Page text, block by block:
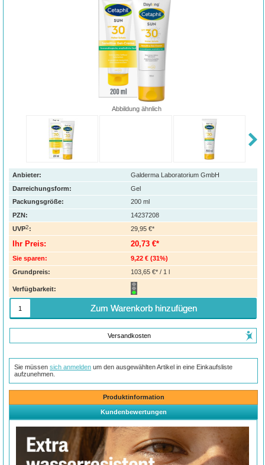
Abbildung ähnlich
Anbieter:
Galderma Laboratorium GmbH
Darreichungsform:
Gel
Packungsgröße:
200 ml
PZN:
14237208
UVP2: 29,95 €*
Ihr Preis: 20,73 €*
Sie sparen: 9,22 € (31%)
Grundpreis:
103,65 €* / 1 l
Verfügbarkeit:
Zum Warenkorb hinzufügen
Versandkosten
Sie müssensich anmelden um den ausgewählten Artikel in eine Einkaufsliste
aufzunehmen.
Produktinformation
Kundenbewertungen